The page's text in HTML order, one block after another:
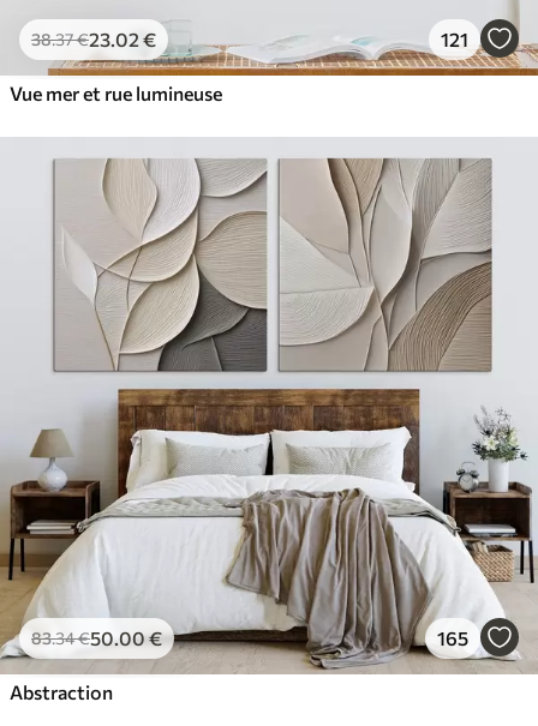
38.37€23.02 € 121
Vue mer et rue lumineuse
83.34€50.00€ 165
Abstraction